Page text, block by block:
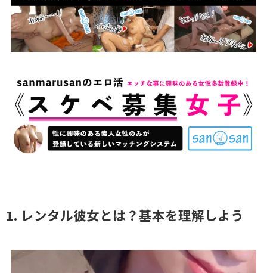
1. レンタル彼女とは？基本を理解しよう